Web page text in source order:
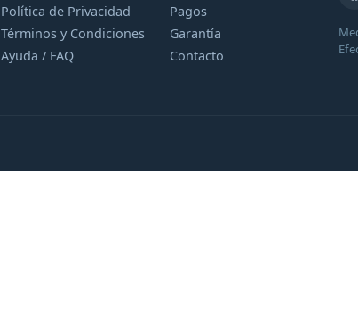
Política de Privacidad
Términos y Condiciones
Ayuda / FAQ
Pagos
Garantía
Contacto